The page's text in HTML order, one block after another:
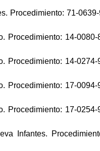
Procedimiento: 71-
Procedimiento: 14-
Procedimiento: 14-
Procedimiento: 17-
Procedimiento: 17-
Infantes.